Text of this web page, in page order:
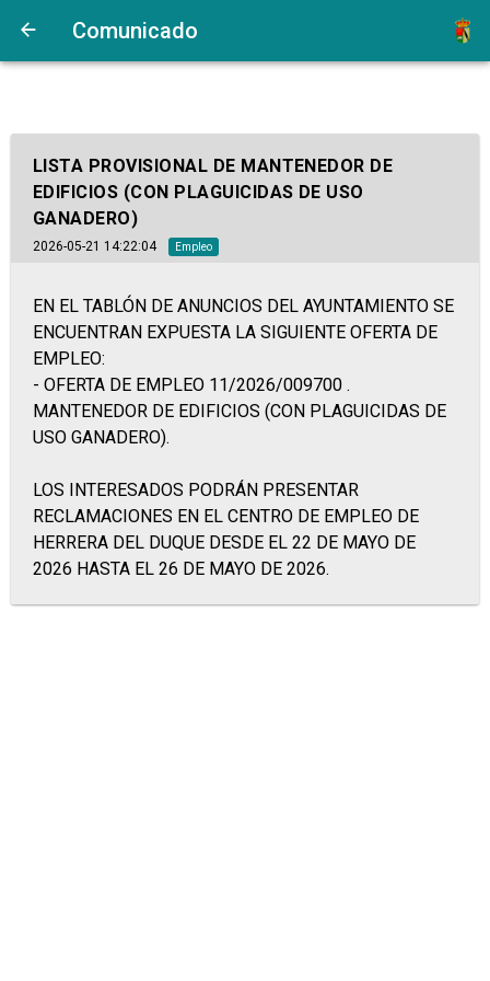
Comunicado
LISTA PROVISIONAL DE MANTENEDOR DE
EDIFICIOS (CON PLAGUICIDAS DE USO
GANADERO)
2026-05-21 14:22:04 Empleo
EN EL TABLÓN DE ANUNCIOS DEL AYUNTAMIENTO SE
ENCUENTRAN EXPUESTA LA SIGUIENTE OFERTA DE
EMPLEO:
- OFERTA DE EMPLEO 11/2026/009700 .
MANTENEDOR DE EDIFICIOS (CON PLAGUICIDAS DE
USO GANADERO).
LOS INTERESADOS PODRÁN PRESENTAR
RECLAMACIONES EN EL CENTRO DE EMPLEO DE
HERRERA DEL DUQUE DESDE EL 22 DE MAYO DE
2026 HASTA EL 26 DE MAYO DE 2026.